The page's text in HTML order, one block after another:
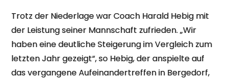
Trotz der Niederlage war Coach Harald Hebig mit
der Leistung seiner Mannschaft zufrieden. „Wir
haben eine deutliche Steigerung im Vergleich zum
letzten Jahr gezeigt“, so Hebig, der anspielte auf
das vergangene Aufeinandertreffen in Bergedorf,